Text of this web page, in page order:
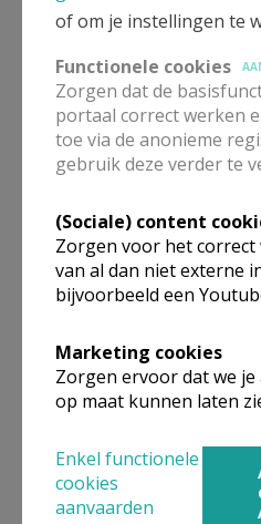
Rust in vrede, goede herder!
F2398b18.jpg
of om je instellingen te
Functionele cookies
Zorgen dat de
portaal correct werken
toe via de anonieme
gebruik deze verder te
(Sociale) content
Zorgen voor het correct
van al dan niet externe
bijvoorbeeld een
Marketing cookies
Zorgen ervoor dat we
op maat kunnen laten
Enkel functionele
cookies
aanvaarden